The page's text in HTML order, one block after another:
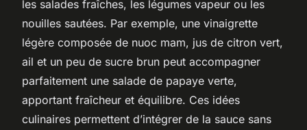
les salades fraîches, les légumes vapeur ou les
nouilles sautées. Par exemple, une vinaigrette
légère composée de nuoc mam, jus de citron vert,
ail et un peu de sucre brun peut accompagner
parfaitement une salade de papaye verte,
apportant fraîcheur et équilibre. Ces idées
culinaires permettent d’intégrer de la sauce sans